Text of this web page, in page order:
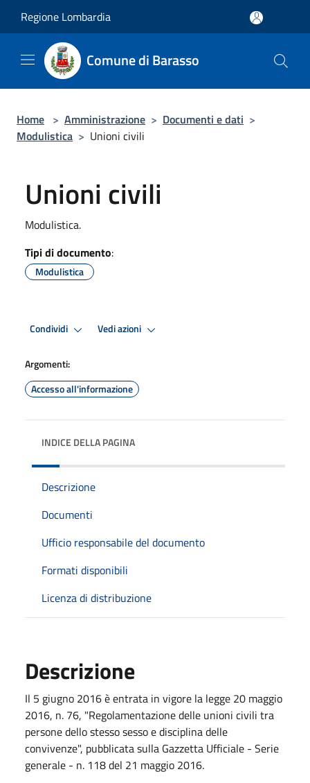
Regione Lombardia
Comune di Barasso
Home > Amministrazione > Documenti e dati >
Modulistica > Unioni civili
Unioni civili
Modulistica.
Tipi di documento:
Modulistica
Condividi Vedi azioni
Argomenti:
Accesso all'informazione
INDICE DELLA PAGINA
Descrizione
Documenti
Ufficio responsabile del documento
Formati disponibili
Licenza di distribuzione
Descrizione
Il 5 giugno 2016 è entrata in vigore la legge 20 maggio
2016, n. 76, "Regolamentazione delle unioni civili tra
persone dello stesso sesso e disciplina delle
convivenze", pubblicata sulla Gazzetta Ufficiale - Serie
generale - n. 118 del 21 maggio 2016.